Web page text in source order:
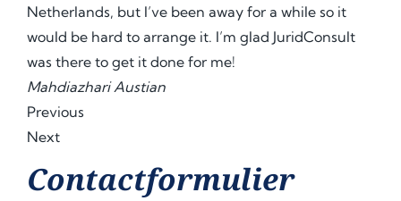
Netherlands, but I’ve been away for a while so it
would be hard to arrange it. I’m glad JuridConsult
was there to get it done for me!
Mahdiazhari Austian
Previous
Next
Contactformulier